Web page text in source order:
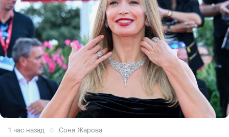
1 час назад Соня Жарова